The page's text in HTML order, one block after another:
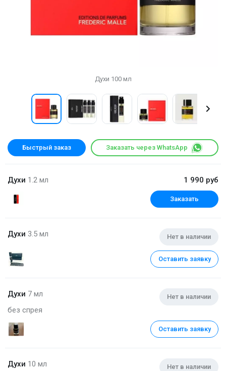
Духи 100 мл
Быстрый заказ Заказать через WhatsApp
Духи 1.2 мл 1 990 руб
Заказать
Духи 3.5 мл Нет в наличии
Оставить заявку
Духи 7 мл
без спрея
Нет в наличии
Оставить заявку
Духи 10 мл
Нет в наличии